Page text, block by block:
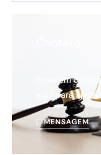
Entre em
aqui para ajudar.
MENSAGEM